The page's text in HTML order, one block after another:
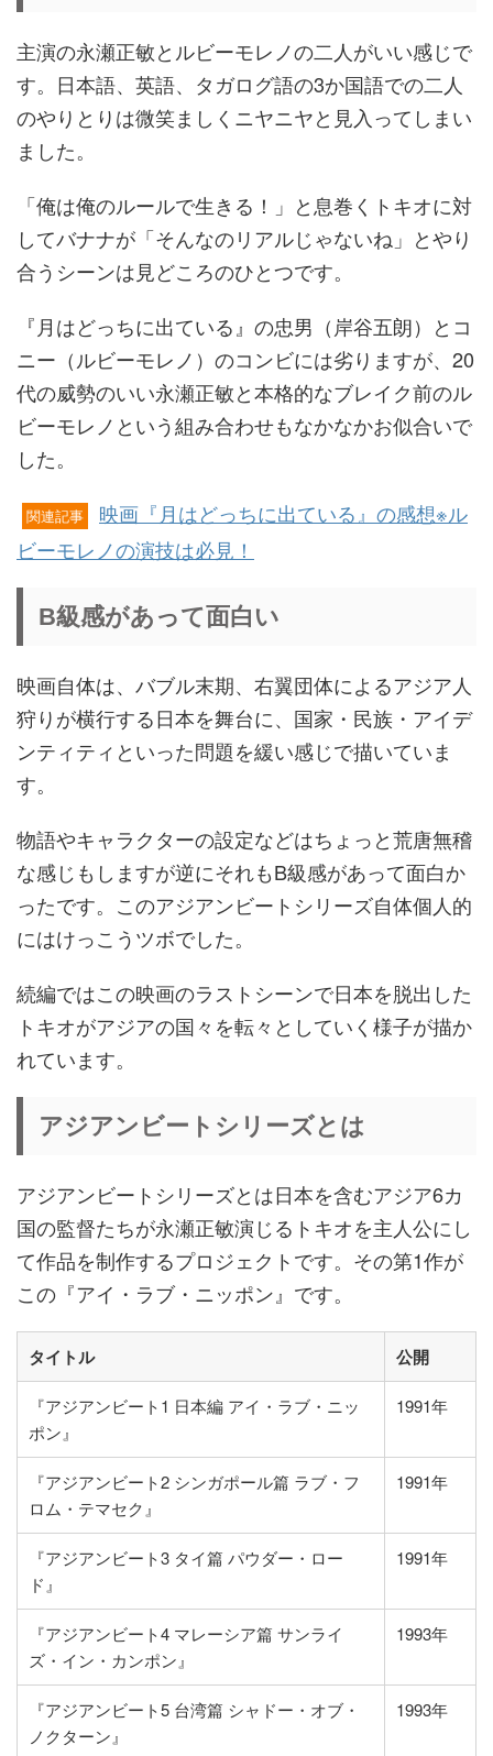
主演の永瀬正敏とルビーモレノの二人がいい感じで
す。日本語、英語、タガログ語の3か国語での二人
のやりとりは微笑ましくニヤニヤと見入ってしまい
ました。
「俺は俺のルールで生きる！」と息巻くトキオに対
してバナナが「そんなのリアルじゃないね」とやり
合うシーンは見どころのひとつです。
『月はどっちに出ている』の忠男（岸谷五朗）とコ
ニー（ルビーモレノ）のコンビには劣りますが、20
代の威勢のいい永瀬正敏と本格的なブレイク前のル
ビーモレノという組み合わせもなかなかお似合いで
した。
関連記事
映画『月はどっちに出ている』の感想※ル
ビーモレノの演技は必見！
B級感があって面白い
映画自体は、バブル末期、右翼団体によるアジア人
狩りが横行する日本を舞台に、国家・民族・アイデ
ンティティといった問題を緩い感じで描いていま
す。
物語やキャラクターの設定などはちょっと荒唐無稽
な感じもしますが逆にそれもB級感があって面白か
ったです。このアジアンビートシリーズ自体個人的
にはけっこうツボでした。
続編ではこの映画のラストシーンで日本を脱出した
トキオがアジアの国々を転々としていく様子が描か
れています。
アジアンビートシリーズとは
アジアンビートシリーズとは日本を含むアジア6カ
国の監督たちが永瀬正敏演じるトキオを主人公にし
て作品を制作するプロジェクトです。その第1作が
この『アイ・ラブ・ニッポン』です。
タイトル 公開
『アジアンビート1 日本編 アイ・ラブ・ニッ
ポン』
1991年
『アジアンビート2 シンガポール篇 ラブ・フ
ロム・テマセク』
1991年
『アジアンビート3 タイ篇 パウダー・ロー
ド』
1991年
『アジアンビート4 マレーシア篇 サンライ
ズ・イン・カンポン』
1993年
『アジアンビート5 台湾篇 シャドー・オブ・
ノクターン』
1993年